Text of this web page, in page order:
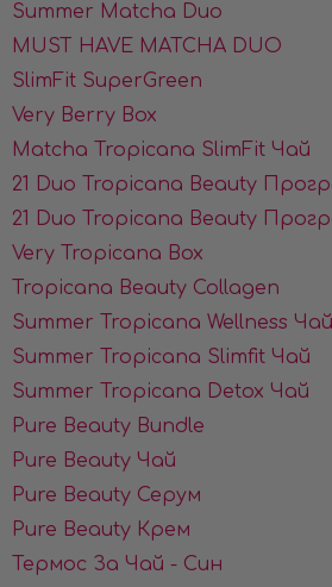
Summer Matcha Duo
MUST HAVE MATCHA DUO
SlimFit SuperGreen
Very Berry Box
Matcha Tropicana SlimFit Чай
21 Duo Tropicana Beauty
21 Duo Tropicana Beauty
Very Tropicana Box
Tropicana Beauty Collagen
Summer Tropicana Wellness Чай
Summer Tropicana Slimfit Чай
Summer Tropicana Detox Чай
Pure Beauty Bundle
Pure Beauty Чай
Pure Beauty Серум
Pure Beauty Крем
Термос За Чай - Син